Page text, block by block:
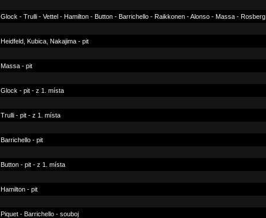
Glock - Trulli - Vettel - Hamilton - Button - Barrichello - Raikkonen - Alonso - Massa - Rosberg
Heidfeld, Kubica, Nakajima - pit
Massa - pit
Glock - pit - z 1. místa
Trulli - pit - z 1. místa
Barrichello - pit
Button - pit - z 1. místa
Hamilton - pit
Piquet - Barrichello - souboj